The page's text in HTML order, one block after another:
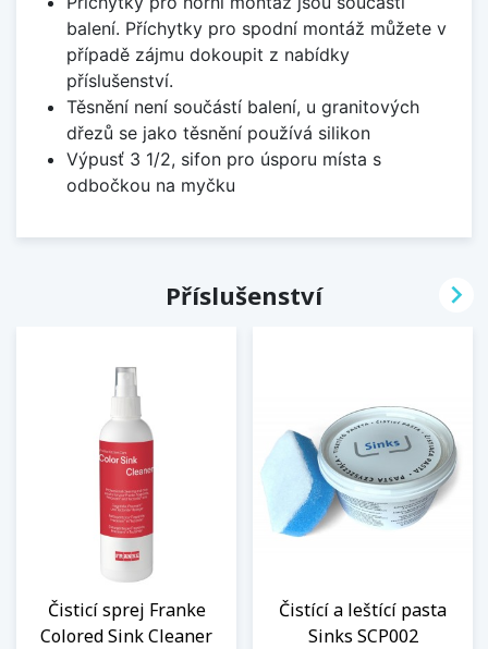
balení. Příchytky pro spodní montáž můžete v
případě zájmu dokoupit z nabídky
příslušenství.
Těsnění není součástí balení, u granitových
dřezů se jako těsnění používá silikon
Výpusť 3 1/2, sifon pro úsporu místa s
odbočkou na myčku
Příslušenství
Čisticí sprej Franke
Colored Sink Cleaner
Čistící a leštící pasta
Sinks SCP002
